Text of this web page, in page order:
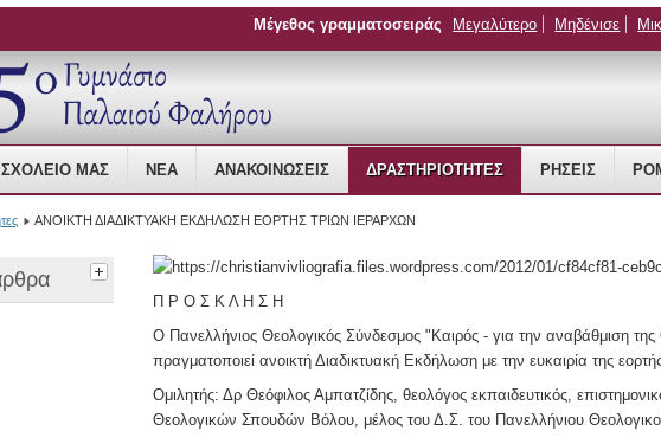
Content Management
ΜΑΣ ΝΈΑ ΑΝΑΚΟΙΝΏΣΕΙΣ ΔΡΑΣΤΗΡΙΌΤΗΤΕΣ ΡΉΣΕΙΣ
Μέγεθος γραμματοσειράς Μεγαλύτερο Μηδένισε
ΑΝΟΙΚΤΗ ΔΙΑΔΙΚΤΥΑΚΗ ΕΚΔΗΛΩΣΗ ΕΟΡΤΗΣ ΤΡΙΩΝ ΙΕΡΑΡΧΩΝ
Π Ρ Ο Σ Κ Λ Η Σ Η
Ο Πανελλήνιος Θεολογικός Σύνδεσμος "Καιρός - για την αναβάθμιση της
πραγματοποιεί ανοικτή Διαδικτυακή Εκδήλωση με την ευκαιρία της
Ομιλητής: Δρ Θεόφιλος Αμπατζίδης, θεολόγος εκπαιδευτικός,
Θεολογικών Σπουδών Βόλου, μέλος του Δ.Σ. του Πανελλήνιου